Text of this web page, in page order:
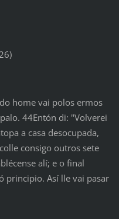
home vai polos ermos
44Entón di: "Volverei
a casa desocupada,
consigo outros sete
alí; e o final
principio. Así lle vai pasar